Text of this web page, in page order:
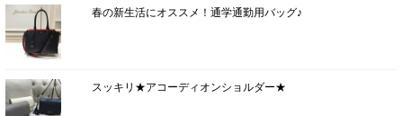
春の新生活にオススメ！通学通勤用バッグ♪
スッキリ★アコーディオンショルダー★